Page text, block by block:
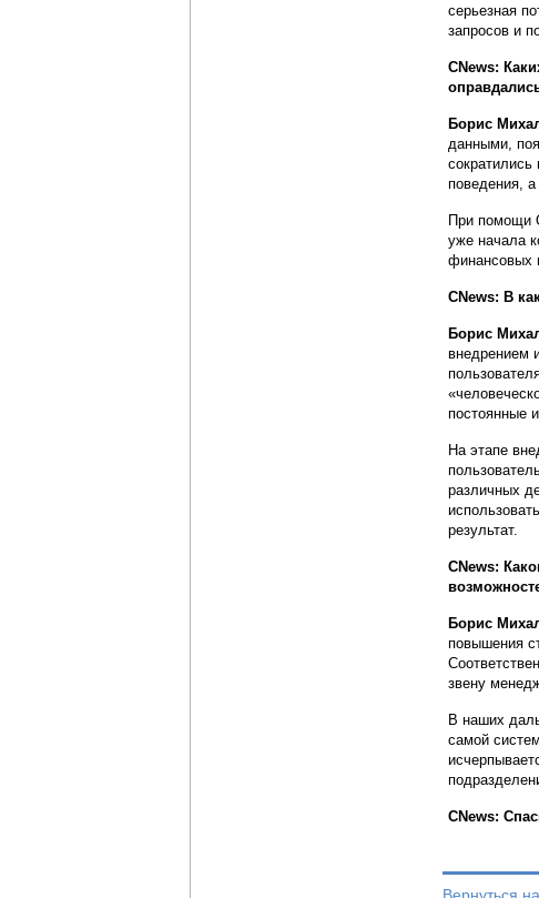
серьезная
запросов и
CNews:
Борис
данными,
сократились
поведения, а
При помощи
уже начала
финансовых
CNews: В
Борис
внедрением
постоянные
На этапе
различных
результат.
CNews:
Борис
повышения
звену
В наших
самой
CNews: